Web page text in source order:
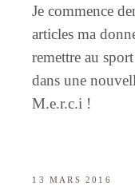
Je commence
articles ma
remettre au
dans une
M.e.r.c.i !
13 MARS 2016